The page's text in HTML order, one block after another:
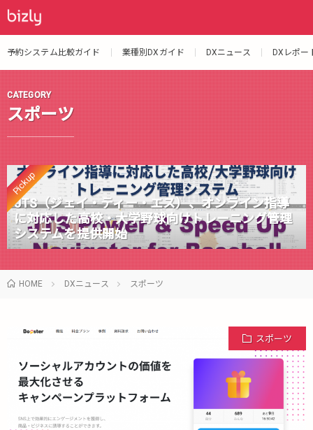
予約システム比較ガイド 業種別DXガイド DXニュース DXレポー
CATEGORY
スポーツ
Pickup
JTS（ジェイ・ティー・エス）、オンライン指導
に対応した高校・大学野球向けトレーニング管理
システムを提供開始
HOME DXニュース スポーツ
スポーツ